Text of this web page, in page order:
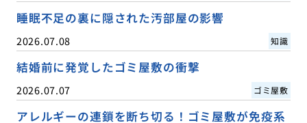
睡眠不足の裏に隠された汚部屋の影響
2026.07.08 知識
結婚前に発覚したゴミ屋敷の衝撃
2026.07.07 ゴミ屋敷
アレルギーの連鎖を断ち切る！ゴミ屋敷が免疫系